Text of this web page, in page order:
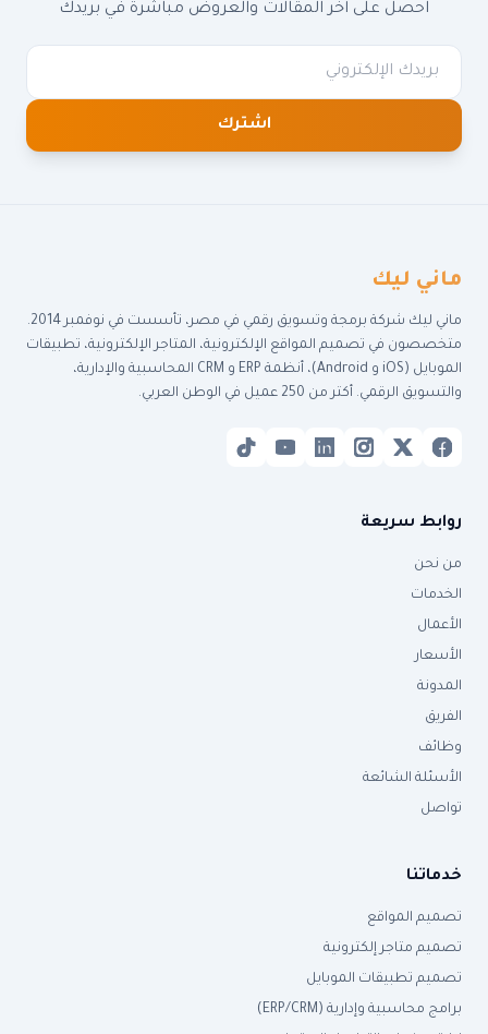
احصل على آخر المقالات والعروض مباشرة في بريدك
اشترك
ماني ليك
ماني ليك شركة برمجة وتسويق رقمي في مصر، تأسست في نوفمبر 2014.
متخصصون في تصميم المواقع الإلكترونية، المتاجر الإلكترونية، تطبيقات
الموبايل (iOS و Android)، أنظمة ERP و CRM المحاسبية والإدارية،
والتسويق الرقمي. أكتر من 250 عميل في الوطن العربي.
روابط سريعة
من نحن
الخدمات
الأعمال
الأسعار
المدونة
الفريق
وظائف
الأسئلة الشائعة
تواصل
خدماتنا
تصميم المواقع
تصميم متاجر إلكترونية
تصميم تطبيقات الموبايل
برامج محاسبية وإدارية (ERP/CRM)